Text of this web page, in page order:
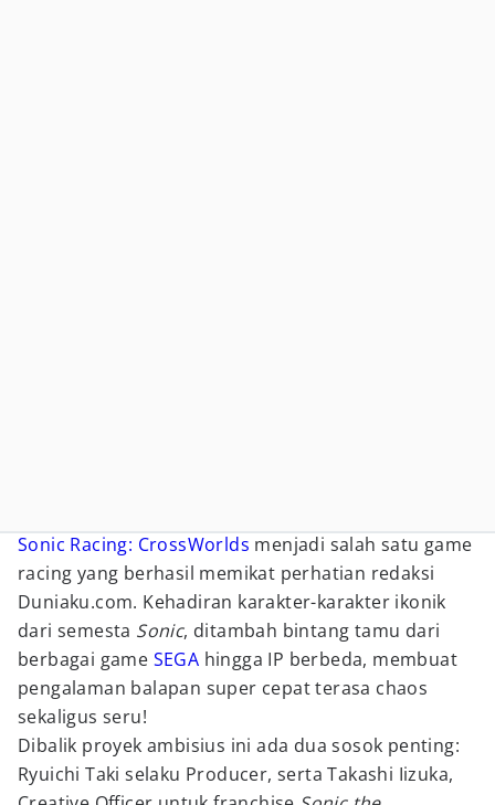
Sonic Racing: CrossWorlds menjadi salah satu game
racing yang berhasil memikat perhatian redaksi
Duniaku.com. Kehadiran karakter-karakter ikonik
dari semesta Sonic, ditambah bintang tamu dari
berbagai game SEGA hingga IP berbeda, membuat
pengalaman balapan super cepat terasa chaos
sekaligus seru!
Dibalik proyek ambisius ini ada dua sosok penting:
Ryuichi Taki selaku Producer, serta Takashi Iizuka,